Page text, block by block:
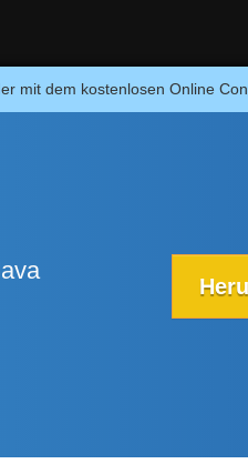
mit dem kostenlosen Online